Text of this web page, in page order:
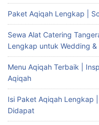
Paket Aqiqah Lengkap |
Sewa Alat Catering
Lengkap untuk Wedding &
Menu Aqiqah Terbaik |
Aqiqah
Isi Paket Aqiqah Lengkap
Didapat